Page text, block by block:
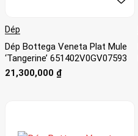
Dép
Dép Bottega Veneta Plat Mule
‘Tangerine’ 651402V0GV07593
21,300,000 ₫